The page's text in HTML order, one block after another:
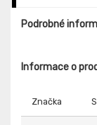
Podrobné
Informace o
Značka